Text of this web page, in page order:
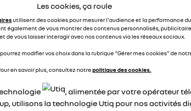
de la vitesse
vitesse sur mon austral,même avec régulateur
désagréable , ma clio je l'ai , ma sœur l'a sur son
sur l'arkana .
Les cookies, ça roule
utilisent des cookies pour mesurer l'audience et la performance
également de vous montrer des contenus personnalisés,
de vous laisser interagir avec nos contenus via les réseaux sociaux.
modifier vos choix dans la rubrique "Gérer mes cookies" de
en savoir plus, consultez notrepolitique des cookies.
, alimentée par votre opérateur
utilisons la technologie Utiq pour nos activités